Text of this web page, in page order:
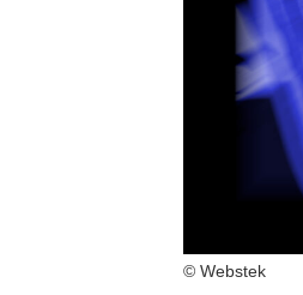
© Webstek